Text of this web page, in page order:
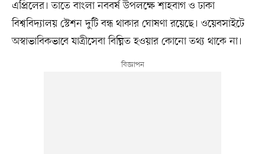
এপ্রিলের। তাতে বাংলা নববর্ষ উপলক্ষে শাহবাগ ও ঢাকা
বিশ্ববিদ্যালয় স্টেশন দুটি বন্ধ থাকার ঘোষণা রয়েছে। ওয়েবসাইটে
অস্বাভাবিকভাবে যাত্রীসেবা বিঘ্নিত হওয়ার কোনো তথ্য থাকে না।